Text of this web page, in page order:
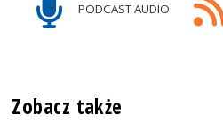
PODCAST AUDIO
Zobacz także